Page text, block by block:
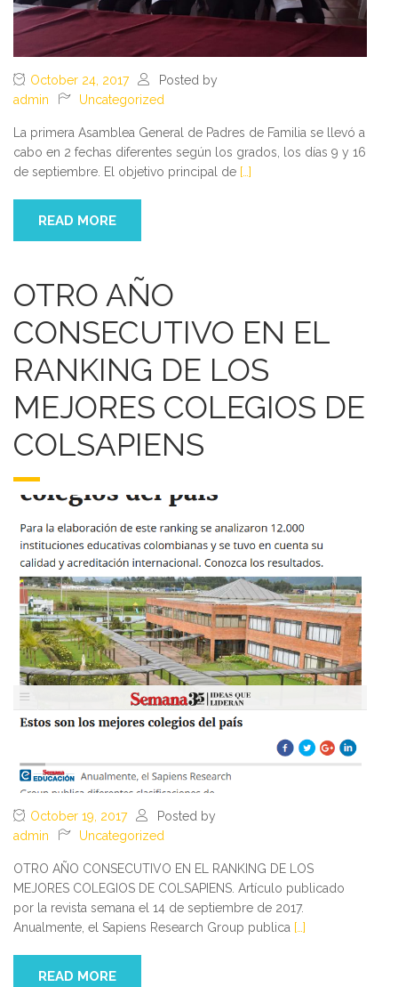
October 24, 2017
Posted by
admin
Uncategorized
La primera Asamblea General de Padres de Familia se llevó a
cabo en 2 fechas diferentes según los grados, los días 9 y 16
de septiembre. El objetivo principal de […]
READ MORE
OTRO AÑO
CONSECUTIVO EN EL
RANKING DE LOS
MEJORES COLEGIOS DE
COLSAPIENS
October 19, 2017
Posted by
admin
Uncategorized
OTRO AÑO CONSECUTIVO EN EL RANKING DE LOS
MEJORES COLEGIOS DE COLSAPIENS. Artículo publicado
por la revista semana el 14 de septiembre de 2017.
Anualmente, el Sapiens Research Group publica […]
READ MORE